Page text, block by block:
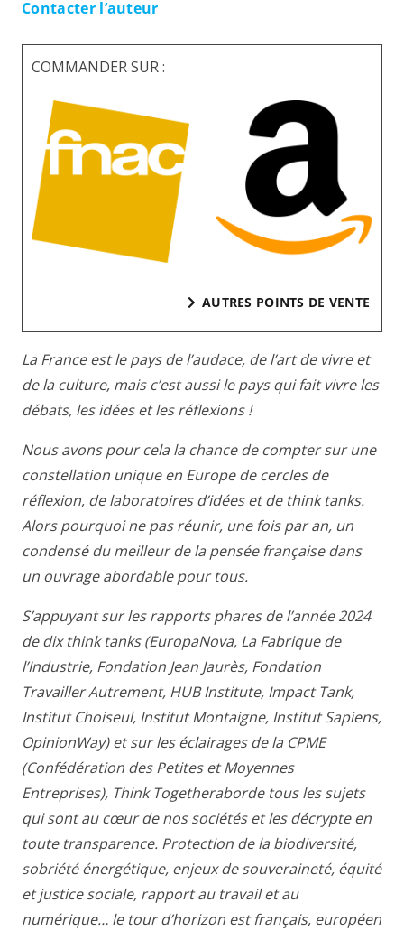
Contacter l’auteur
COMMANDER SUR :
AUTRES POINTS DE VENTE
La France est le pays de l’audace, de l’art de vivre et
de la culture, mais c’est aussi le pays qui fait vivre les
débats, les idées et les réflexions !
Nous avons pour cela la chance de compter sur une
constellation unique en Europe de cercles de
réflexion, de laboratoires d’idées et de thinktanks.
Alors pourquoi ne pas réunir, une fois par an, un
condensé du meilleur de la pensée française dans
un ouvrage abordable pour tous.
S’appuyant sur les rapports phares de l’année 2024
de dixthinktanks (EuropaNova, La Fabrique de
l’Industrie, Fondation Jean Jaurès, Fondation
Travailler Autrement, HUB Institute, Impact Tank,
Institut Choiseul, Institut Montaigne, Institut Sapiens,
OpinionWay) et sur les éclairages de la CPME
(Confédération des Petites et Moyennes
Entreprises), Think Togetheraborde tous les sujets
qui sont au cœur de nos sociétés et les décrypte en
toute transparence. Protection de la biodiversité,
sobriété énergétique, enjeux de souveraineté, équité
et justice sociale, rapport au travail et au
numérique… le tour d’horizon est français, européen